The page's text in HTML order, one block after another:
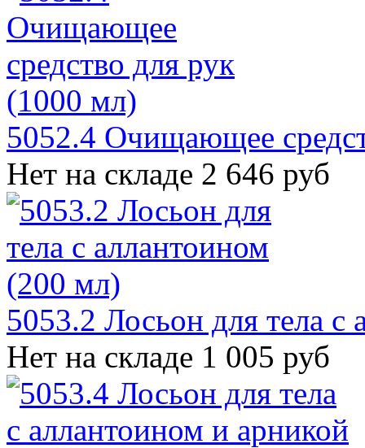
5052.4 Очищающее
Нет на складе 2 646 руб
5053.2 Лосьон для тела
Нет на складе 1 005 руб